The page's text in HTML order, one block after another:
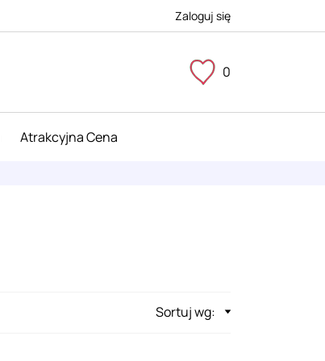
Zaloguj się
0
Atrakcyjna Cena
Sortuj wg: